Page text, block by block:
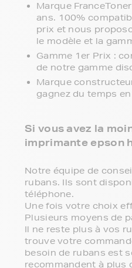
Marque
ans. 100%
prix et nous
le modèle et la
Gamme 1er Prix :
de notre gamme
Marque
gagnez du temps
Si vous avez la
imprimante epson
Notre équipe de
rubans. Ils sont
téléphone.
Une fois votre choix
Plusieurs moyens de
Il ne reste plus à vos
trouve votre
besoin de rubans est
recommandent à plus